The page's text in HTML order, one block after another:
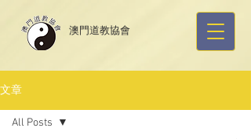
​澳門道教協會
文章
All Posts